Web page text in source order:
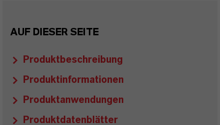
AUF DIESER SEITE
Produktbeschreibung
Produktinformationen
Produktanwendungen
Produktdatenblätter